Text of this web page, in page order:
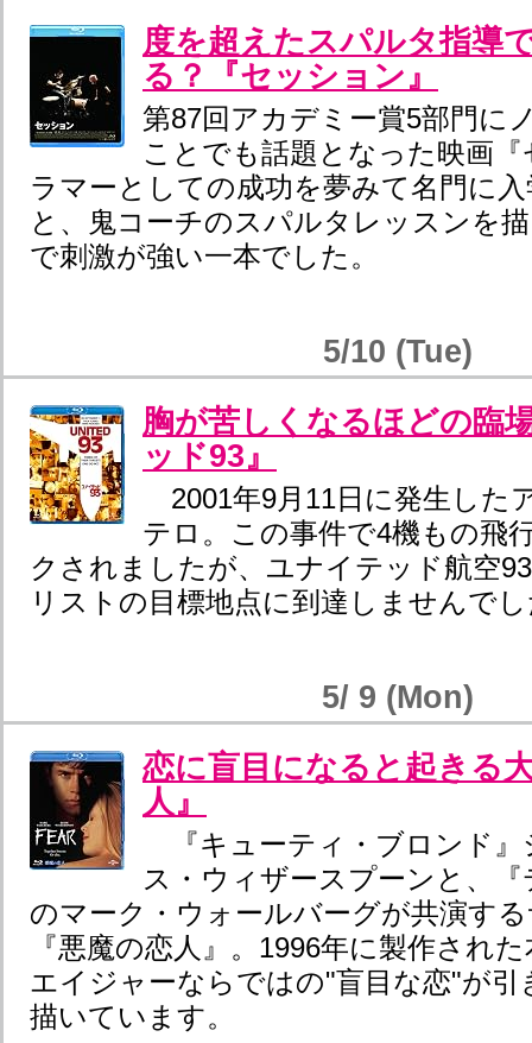
度を超えたスパルタ指導
る？『セッション』
第87回アカデミー賞5部門に
ことでも話題となった映画
ラマーとしての成功を夢みて名門に
と、鬼コーチのスパルタレッスンを
で刺激が強い一本でした。
5/10 (Tue)
胸が苦しくなるほどの臨
ッド93』
2001年9月11日に発生した
テロ。この事件で4機もの飛
クされましたが、ユナイテッド航空
リストの目標地点に到達しませんで
5/ 9 (Mon)
恋に盲目になると起きる
人』
『キューティ・ブロンド』
ス・ウィザースプーンと、
のマーク・ウォールバーグが共演す
『悪魔の恋人』。1996年に製作され
エイジャーならではの"盲目な恋"が引
描いています。